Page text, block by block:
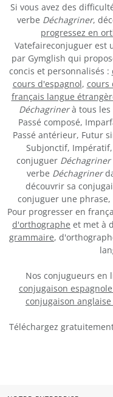
Si vous avez des
verbe Déchagriner,
progressez en
Vatefaireconjuguer est
par Gymglish qui
concis et personnalisés :
cours d'espagnol, cours
français langue
Déchagrinerà tous les
Passé composé,
Passé antérieur, Futur
Subjonctif,
conjuguer Déchagriner
verbe Déchagriner
découvrir sa
conjuguer une
Pour progresser en
d'orthographe et met à
grammaire,
Nos conjugueurs en
conjugaison
conjugaison
Téléchargez